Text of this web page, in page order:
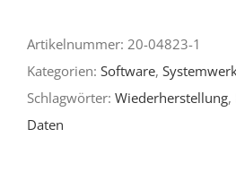
Home
10
Menge
Artikelnummer: 20-04823-1
Kategorien: Software,
Schlagwörter: Wiederherstellung,
Daten